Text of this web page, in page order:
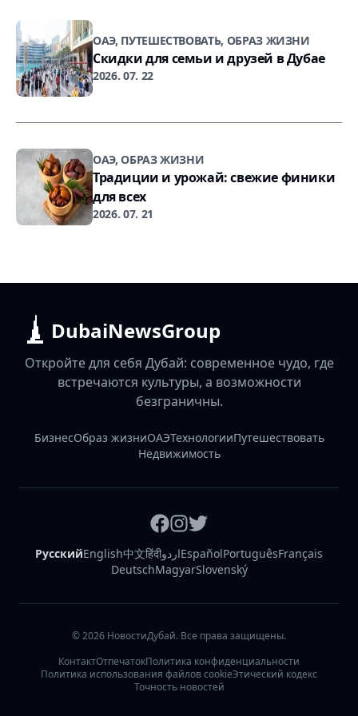
ОАЭ, ПУТЕШЕСТВОВАТЬ, ОБРАЗ ЖИЗНИ
Скидки для семьи и друзей в Дубае
2026. 07. 22
ОАЭ, ОБРАЗ ЖИЗНИ
Традиции и урожай: свежие финики
для всех
2026. 07. 21
DubaiNewsGroup
Откройте для себя Дубай: современное чудо, где
встречаются культуры, а возможности
безграничны.
БизнесОбраз жизниОАЭТехнологииПутешествовать
Недвижимость
РусскийEnglish中文हिंदीاردوEspañolPortuguêsFrançais
DeutschMagyarSlovenský
©2026 НовостиДубай. Все права защищены.
КонтактОтпечатокПолитика конфиденциальности
Политика использования файлов cookieЭтический кодекс
Точность новостей